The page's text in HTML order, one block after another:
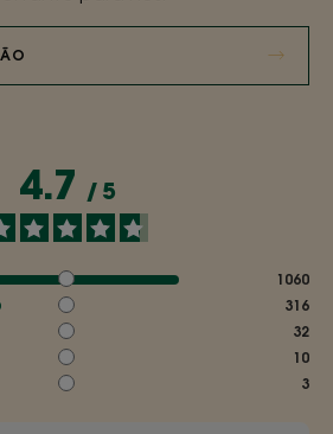
4.7 / 5
1060
316
32
10
3